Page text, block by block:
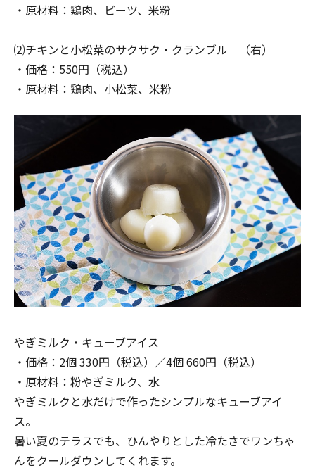
・原材料：鶏肉、ビーツ、米粉
⑵チキンと小松菜のサクサク・クランブル （右）
・価格：550円（税込）
・原材料：鶏肉、小松菜、米粉
やぎミルク・キューブアイス
・価格：2個 330円（税込）／4個 660円（税込）
・原材料：粉やぎミルク、水
やぎミルクと水だけで作ったシンプルなキューブアイ
ス。
暑い夏のテラスでも、ひんやりとした冷たさでワンちゃ
んをクールダウンしてくれます。